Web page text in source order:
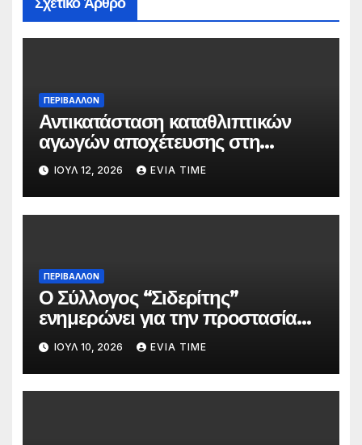
ΠΕΡΙΒΑΛΛΟΝ
Αντικατάσταση καταθλιπτικών
αγωγών αποχέτευσης στη
Χαλκίδα τον Αύγουστο
ΙΟΎΛ 12, 2026 EVIA TIME
ΠΕΡΙΒΑΛΛΟΝ
Ο Σύλλογος “Σιδερίτης”
ενημερώνει για την προστασία
προσωπικών δεδομένων
ΙΟΎΛ 10, 2026 EVIA TIME